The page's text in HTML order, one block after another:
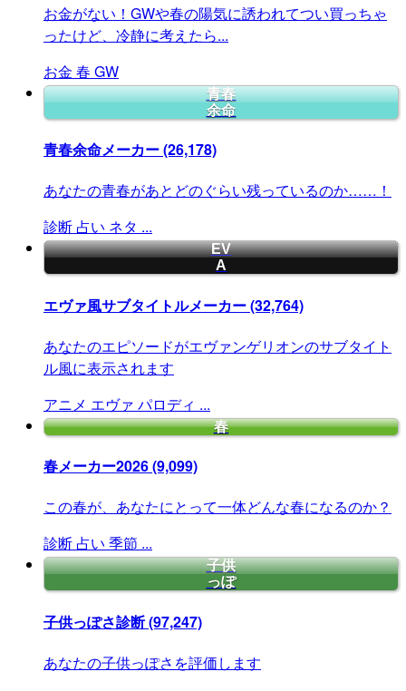
お金がない！GWや春の陽気に誘われてつい買っちゃ
ったけど、冷静に考えたら...
お金 春 GW
青春
余命
青春余命メーカー(26,178)
あなたの青春があとどのぐらい残っているのか……！
診断 占い ネタ ...
EV
A
エヴァ風サブタイトルメーカー(32,764)
あなたのエピソードがエヴァンゲリオンのサブタイト
ル風に表示されます
アニメ エヴァ パロディ ...
春
春メーカー2026(9,099)
この春が、あなたにとって一体どんな春になるのか？
診断 占い 季節 ...
子供
っぽ
子供っぽさ診断(97,247)
あなたの子供っぽさを評価します